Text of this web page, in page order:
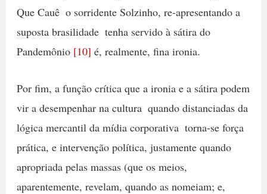
Que Cauê  o sorridente Solzinho, re-apresentando a
suposta brasilidade  tenha servido à sátira do
Pandemônio [10] é, realmente, fina ironia.
Por fim, a função crítica que a ironia e a sátira podem
vir a desempenhar na cultura  quando distanciadas da
lógica mercantil da mídia corporativa  torna-se força
prática, e intervenção política, justamente quando
apropriada pelas massas (que os meios,
aparentemente, revelam, quando as nomeiam; e,